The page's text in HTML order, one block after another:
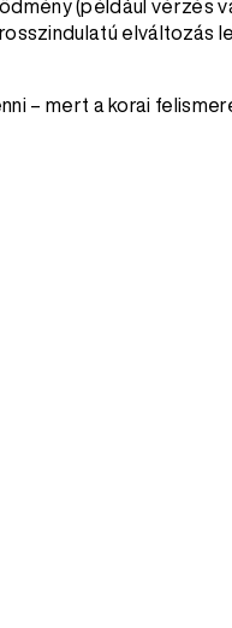
(például vérzés
elváltozás
– mert a korai